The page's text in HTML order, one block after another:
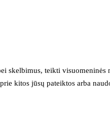
skelbimus, teikti
kitos jūsų pateiktos arba